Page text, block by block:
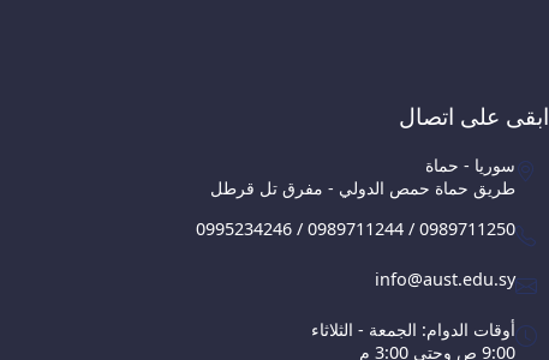
ابقى على اتصال
سوريا - حماة
طريق حماة حمص الدولي - مفرق تل قرطل
0995234246 / 0989711244 / 0989711250
info@aust.edu.sy
أوقات الدوام: الجمعة - الثلاثاء
9:00 ص وحتى 3:00 م